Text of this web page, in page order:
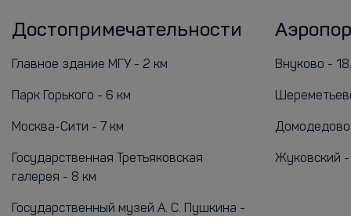
Достопримечательности
Главное здание МГУ - 2 км
Парк Горького - 6 км
Москва-Сити - 7 км
Государственная Третьяковская
галерея - 8 км
Государственный музей А. С. Пушкина -
Внуково -
Домодедово
Жуковский -